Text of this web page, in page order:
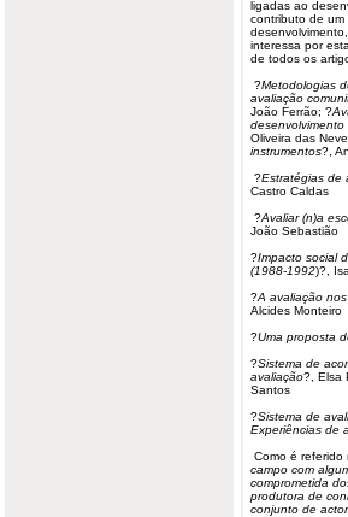
ligadas ao
contributo de
interessa por
de todos os
?Metodologias
avaliação
João Ferrão; ?
Oliveira das
instrumentos?,
?Estratégias de
Castro Caldas
?Avaliar (n)a
João Sebastião
?Impacto social
(1988-1992)?,
?A avaliação
Alcides Monteiro
?Uma proposta
?Sistema de
avaliação?, Elsa
Santos
?Sistema de
Experiências de
Como é referido
campo com
comprometida
produtora de
conjunto de